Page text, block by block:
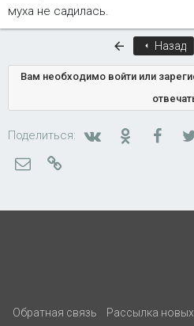
муха не садилась.
ПервыйНазад
Вам необходимо войти или
Поделиться: Вконтакте
Электронная почта
Обратная связь Рассылка